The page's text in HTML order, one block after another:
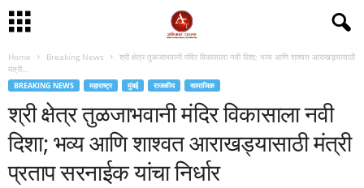
Home Breaking News
श्री क्षेत्र तुळजाभवानी मंदिर विकासाला नवी दिशा; भव्य आणि शाश्वत आराखड्यासाठी
मंत्री...
BREAKING NEWS महाराष्ट्र मुंबई राजकीय सामाजिक
श्री क्षेत्र तुळजाभवानी मंदिर विकासाला नवी
दिशा; भव्य आणि शाश्वत आराखड्यासाठी मंत्री
प्रताप सरनाईक यांचा निर्धार